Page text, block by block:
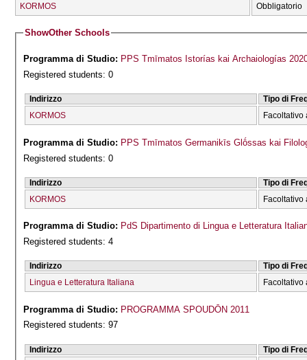
KORMOS
Obbligatorio
ShowOther Schools
Programma di Studio: PPS Tmīmatos Istorías kai Archaiologías
Registered students: 0
Indirizzo
Tipo di
KORMOS
Facoltativo
Programma di Studio: PPS Tmīmatos Germanikīs Glṓssas kai
Registered students: 0
Indirizzo
Tipo di
KORMOS
Facoltativo
Programma di Studio: PdS Dipartimento di Lingua e Letteratura
Registered students: 4
Indirizzo
Tipo di
Lingua e Letteratura Italiana
Facoltativo
Programma di Studio: PROGRAMMA SPOUDŌN 2011
Registered students: 97
Indirizzo
Tipo di